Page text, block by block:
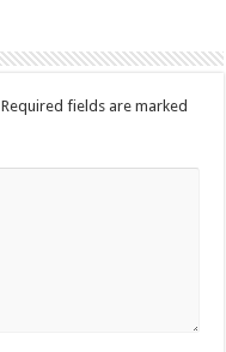
Required fields are marked